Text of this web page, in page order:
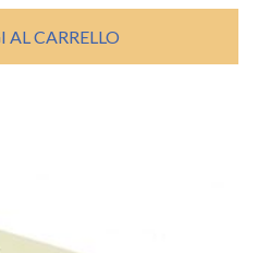
attuale
è:
€ 173,00.
CARRELLO